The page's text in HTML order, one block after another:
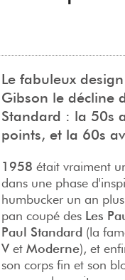
Le fabuleux
Gibson le décline
Standard : la 50s
points, et la 60s
1958 était vraiment
dans une phase
humbucker un an
pan coupé des Les
Paul Standard(la
Vet Moderne), et
son corps fin et son